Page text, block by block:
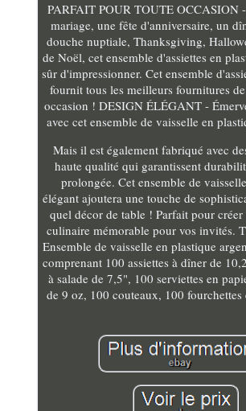
PARFAIT POUR TOUTE OCCASION
mariage, une fête d'anniversaire, un
douche nuptiale, Thanksgiving,
de Noël, cet ensemble d'assiettes en
sûr d'impressionner. Cet ensemble
fournit tous les meilleurs fournitures
occasion ! DESIGN ÉLÉGANT -
avec cet ensemble de vaisselle en
Mais il est également fabriqué avec
haute qualité qui garantissent
prolongée. Cet ensemble de
élégant ajoutera une touche de
quel décor de table ! Parfait pour
culinaire mémorable pour vos invités.
Ensemble de vaisselle en plastique
comprenant 100 assiettes à dîner de
à salade de 7,5", 100 serviettes en
de 9 oz, 100 couteaux, 100